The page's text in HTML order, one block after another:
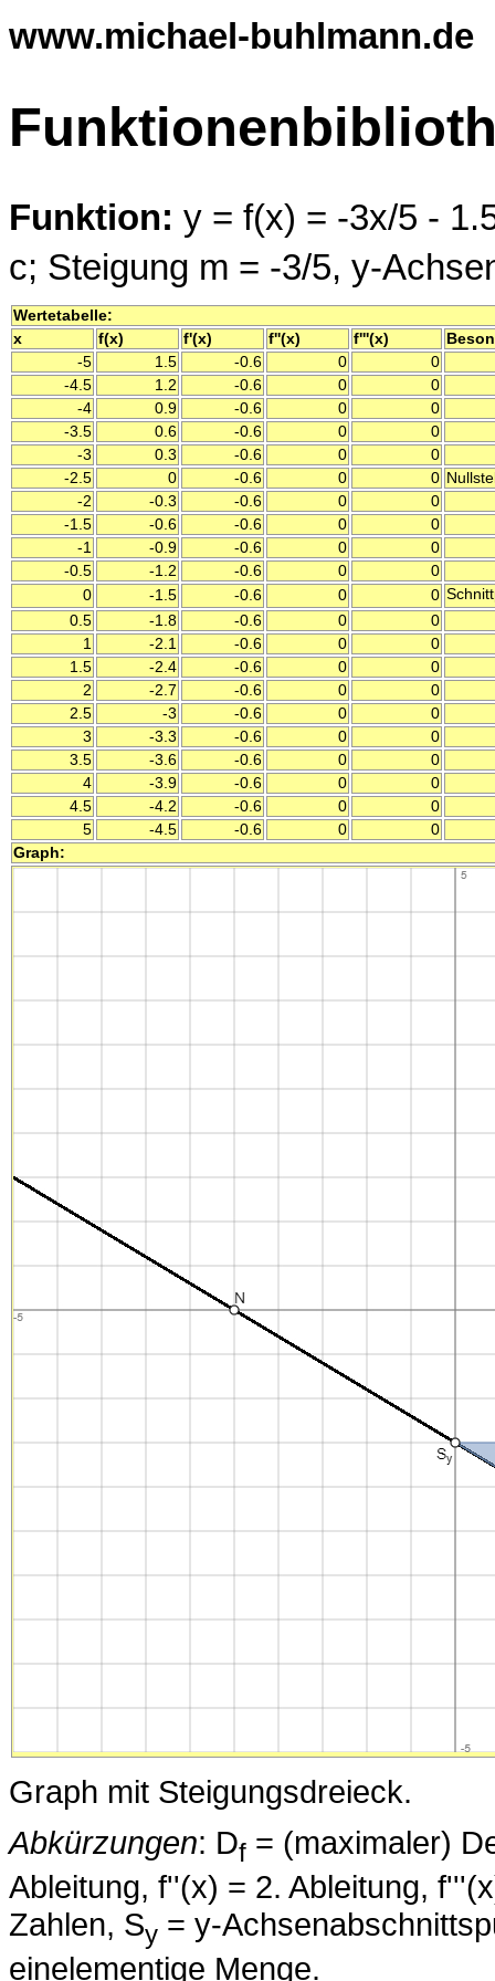
www.michael-buhlmann.de
Funktion: y = f(x) = -3x/5 -
c; Steigung m = -3/5, y-
Wertetabelle:
x
f(x) f'(x) f''(x) f'''(x)
-5
1.5 -0.6 0
0
-4.5
1.2 -0.6 0
0
-4
0.9 -0.6 0
0
-3.5
0.6 -0.6 0
0
-3
0.3 -0.6 0
0
-2.5
0 -0.6 0 0
-2
-0.3 -0.6 0
0
-1.5
-0.6 -0.6 0
0
-1
-0.9 -0.6 0
0
-0.5
-1.2 -0.6 0
0
0
-1.5 -0.6 0 0
0.5
-1.8 -0.6 0
0
1
-2.1 -0.6 0
0
1.5
-2.4 -0.6 0
0
2
-2.7 -0.6 0
0
2.5
-3 -0.6 0
0
3
-3.3 -0.6 0
0
3.5
-3.6 -0.6 0
0
4
-3.9 -0.6 0
0
4.5
-4.2 -0.6 0
0
5
-4.5 -0.6 0
0
Graph:
Graph mit Steigungsdreieck.
Abkürzungen: Df = (maximaler)
Ableitung, f''(x) = 2. Ableitung,
Zahlen, Sy = y-
einelementige Menge.